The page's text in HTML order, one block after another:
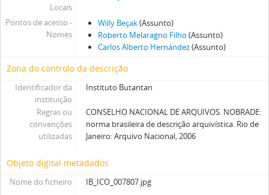
Locais
Pontos de acesso -
Nomes
Willy Beçak(Assunto)
Roberto Melaragno Filho (Assunto)
Carlos Alberto Hernández(Assunto)
Zona do controlo da descrição
Identificador da
instituição
Instituto Butantan
Regras ou
convenções
utilizadas
CONSELHO NACIONAL DE ARQUIVOS. NOBRADE:
norma brasileira de descrição arquivística. Rio de
Janeiro: Arquivo Nacional, 2006
Objeto digital metadados
Nome do ficheiro
IB_ICO_007807.jpg